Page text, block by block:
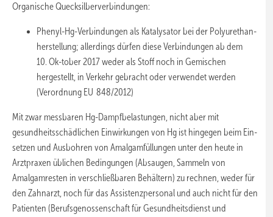
Organische Quecksilberverbindungen:
Phenyl-Hg-Verbindungen als Katalysator bei der Polyurethan-
herstellung; allerdings dürfen diese Verbindungen ab dem
10. Ok-tober 2017 weder als Stoff noch in Gemischen
hergestellt, in Verkehr gebracht oder verwendet werden
(Verordnung EU 848/2012)
Mit zwar messbaren Hg-Dampfbelastungen, nicht aber mit
gesundheitsschädlichen Einwirkungen von Hg ist hingegen beim Ein-
setzen und Ausbohren von Amalgamfüllungen unter den heute in
Arztpraxen üblichen Bedingungen (Absaugen, Sammeln von
Amalgamresten in verschließbaren Behältern) zu rechnen, weder für
den Zahnarzt, noch für das Assistenzpersonal und auch nicht für den
Patienten (Berufsgenossenschaft für Gesundheitsdienst und